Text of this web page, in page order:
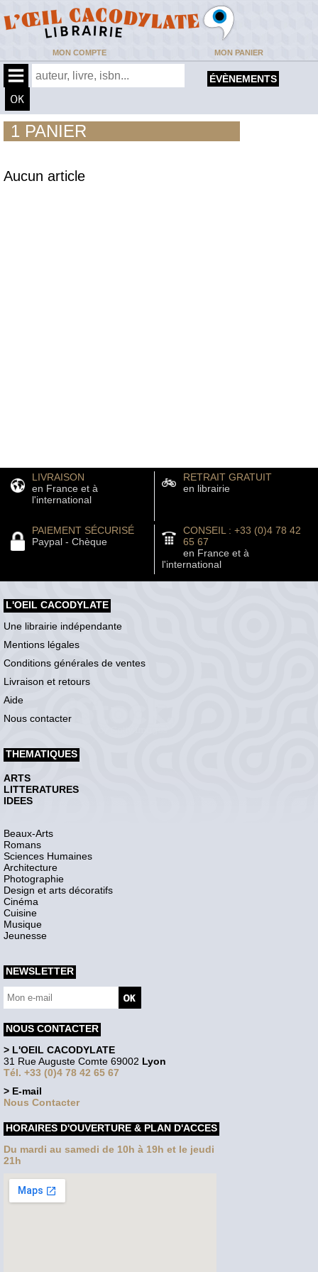
MON COMPTE MON PANIER
ÉVÈNEMENTS
1 PANIER
Aucun article
LIVRAISON
en France et à
l'international
RETRAIT GRATUIT
en librairie
PAIEMENT SÉCURISÉ
Paypal - Chèque
CONSEIL : +33 (0)4 78 42
65 67
en France et à
l'international
L'OEIL CACODYLATE
Une librairie indépendante
Mentions légales
Conditions générales de ventes
Livraison et retours
Aide
Nous contacter
THEMATIQUES
ARTS
LITTERATURES
IDEES
Beaux-Arts
Romans
Sciences Humaines
Architecture
Photographie
Design et arts décoratifs
Cinéma
Cuisine
Musique
Jeunesse
NEWSLETTER
NOUS CONTACTER
> L'OEIL CACODYLATE
31 Rue Auguste Comte 69002 Lyon
Tél. +33 (0)4 78 42 65 67
> E-mail
Nous Contacter
HORAIRES D'OUVERTURE & PLAN D'ACCES
Du mardi au samedi de 10h à 19h et le jeudi
21h